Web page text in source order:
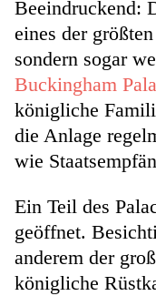
Beeindruckend:
eines der
sondern sogar
Buckingham
königliche
die Anlage
wie
Ein Teil des
geöffnet.
anderem der
königliche